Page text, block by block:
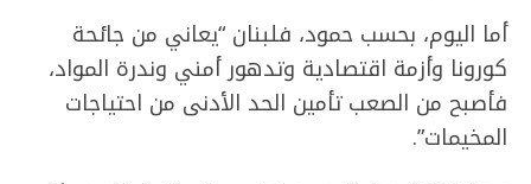
أما اليوم، بحسب حمود، فلبنان “يعاني من جائحة
كورونا وأزمة اقتصادية وتدهور أمني وندرة المواد،
فأصبح من الصعب تأمين الحد الأدنى من احتياجات
المخيمات”.